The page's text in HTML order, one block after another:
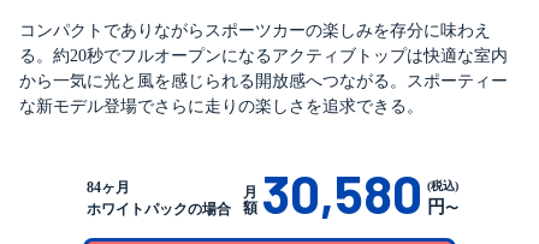
コンパクトでありながらスポーツカーの楽しみを存分に味わえ
る。約20秒でフルオープンになるアクティブトップは快適な室内
から一気に光と風を感じられる開放感へつながる。スポーティー
な新モデル登場でさらに走りの楽しさを追求できる。
84ヶ月
ホワイトパックの場合
月
額 30,580 (税込)
円〜